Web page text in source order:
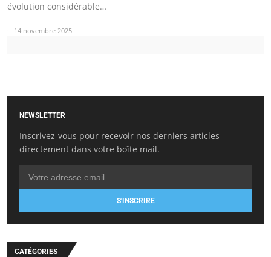
évolution considérable…
14 novembre 2025
NEWSLETTER
Inscrivez-vous pour recevoir nos derniers articles
directement dans votre boîte mail.
S'INSCRIRE
CATÉGORIES